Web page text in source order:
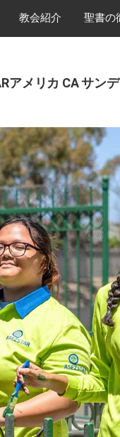
教会紹介 聖書の
アメリカ CA サン